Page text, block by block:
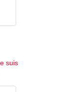
suis